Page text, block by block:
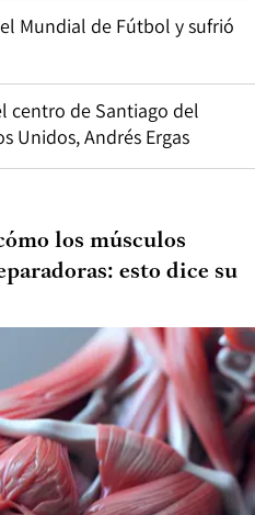
Mundial de Fútbol y sufrió
centro de Santiago del
Unidos, Andrés Ergas
los músculos
esto dice su